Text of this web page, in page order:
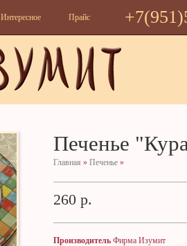
Интересное Прайс
Печенье
Главная » Печенье »
260 р.
Производитель Фирма Изумит